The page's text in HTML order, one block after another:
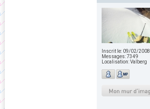
Inscrit le: 09/02/2008
Messages:7349
Localisation:Valberg